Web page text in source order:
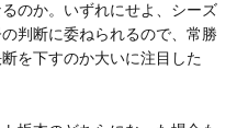
のか。いずれにせよ、シーズ
判断に委ねられるので、常勝
を下すのか大いに注目した